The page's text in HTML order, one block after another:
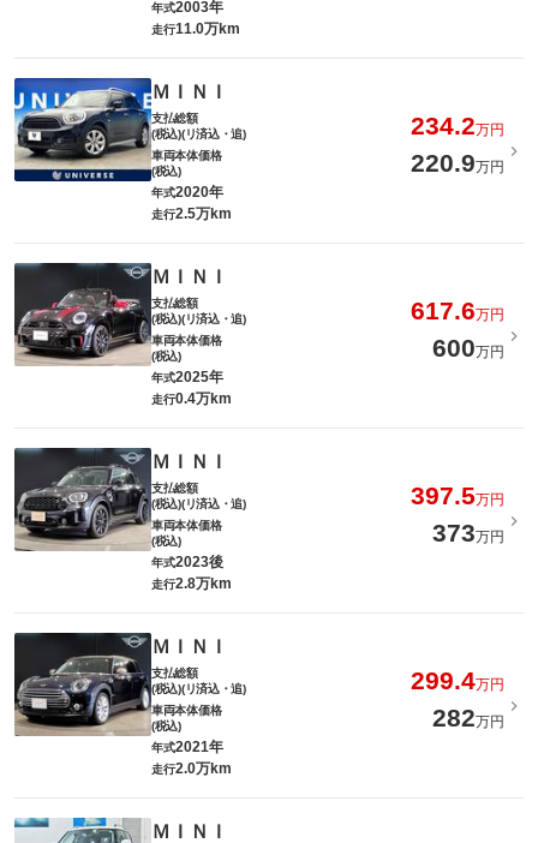
年式2003年
走行11.0万km
ＭＩＮＩ
支払総額
(税込)(リ済込・追)
234.2万円
車両本体価格
(税込)
220.9万円
年式2020年
走行2.5万km
ＭＩＮＩ
支払総額
(税込)(リ済込・追)
617.6万円
車両本体価格
(税込)
600万円
年式2025年
走行0.4万km
ＭＩＮＩ
支払総額
(税込)(リ済込・追)
397.5万円
車両本体価格
(税込)
373万円
年式2023後
走行2.8万km
ＭＩＮＩ
支払総額
(税込)(リ済込・追)
299.4万円
車両本体価格
(税込)
282万円
年式2021年
走行2.0万km
ＭＩＮＩ